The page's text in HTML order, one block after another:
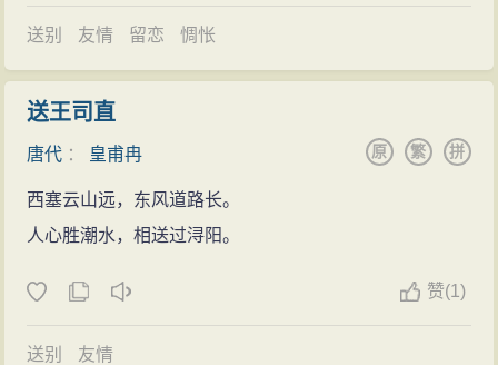
送别 友情 留恋 惆怅
送王司直
唐代 ： 皇甫冉 拼
繁
原
西塞云山远，东风道路长。
人心胜潮水，相送过浔阳。
赞(1)
送别 友情